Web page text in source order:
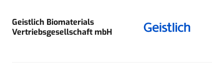
Geistlich Biomaterials
Vertriebsgesellschaft mbH